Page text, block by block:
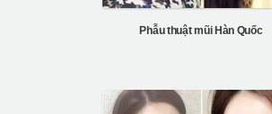
Phẫu thuật mũi Hàn Quốc